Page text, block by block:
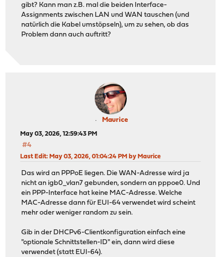
gibt? Kann man z.B. mal die beiden Interface-
Assignments zwischen LAN und WAN tauschen (und
natürlich die Kabel umstöpseln), um zu sehen, ob das
Problem dann auch auftritt?
Maurice
May 03, 2026, 12:59:43 PM
#4
Last Edit: May 03, 2026, 01:04:24 PM by Maurice
Das wird an PPPoE liegen. Die WAN-Adresse wird ja
nicht an igb0_vlan7 gebunden, sondern an pppoe0. Und
ein PPP-Interface hat keine MAC-Adresse. Welche
MAC-Adresse dann für EUI-64 verwendet wird scheint
mehr oder weniger random zu sein.
Gib in der DHCPv6-Clientkonfiguration einfach eine
"optionale Schnittstellen-ID" ein, dann wird diese
verwendet (statt EUI-64).